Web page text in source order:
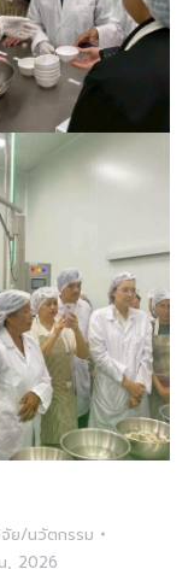
ย/นวัตกรรม
, 2026